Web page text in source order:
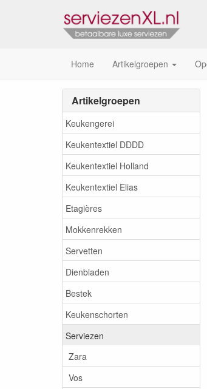
Home Artikelgroepen
Artikelgroepen
Keukengerei
Keukentextiel DDDD
Keukentextiel Holland
Keukentextiel Elias
Etagières
Mokkenrekken
Servetten
Dienbladen
Bestek
Keukenschorten
Serviezen
Zara
Vos